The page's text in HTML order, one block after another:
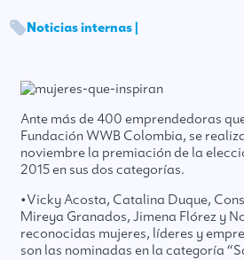
Noticias internas |
Ante más de 400 emprendedoras
Fundación WWB Colombia, se
noviembre la premiación de la
2015 en sus dos categorías.
•Vicky Acosta, Catalina Duque,
Mireya Granados, Jimena Flórez y
reconocidas mujeres, líderes y
son las nominadas en la categoría